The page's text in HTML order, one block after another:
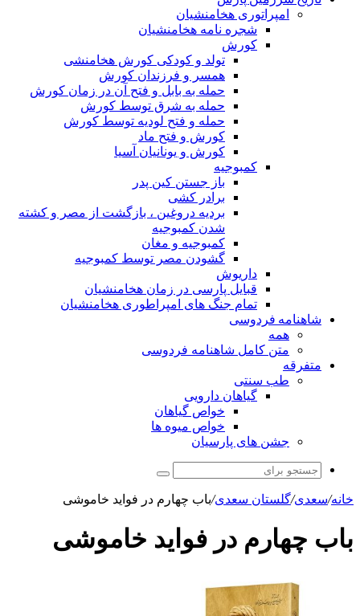
امپراتوری هخامنشیان
شجره نامه هخامنشیان
کورش
تولد و کودکی کورش هخامنشی
همسر و فرزندان کورش
حمله به بابل و فتح آن در زمان کورش
حمله به شرق توسط کورش
حمله و فتح لودیه توسط کورش
کورش و فتح ماد
کورش و یونانیان آسیا
کمبوجیه
باز جستن کین پدر
برادر کشی
بردیه دروغین ، بازگشت از مصر و کشته
شدن کمبوجیه
کمبوجیه و مغان
گشودن مصر توسط کمبوجیه
داریوش
قبایل پارسی در زمان هخامنشیان
تمام جنگ های امپراطوری هخامنشیان
شاهنامه فردوسی
همه
متن کامل شاهنامه فردوسی
متفرقه
طب سنتی
گیاهان دارویی
خواص گیاهان
خواص میوه ها
جشن های پارسیان
جستجو
خانه/سعدی/گلستان سعدی/باب چهارم در فوايد خاموشى
باب چهارم در فوايد خاموشى